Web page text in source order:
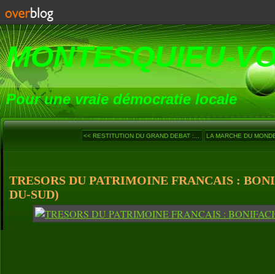
MONTESQUIEU-
Pour une vraie démocratie locale
<< RESTITUTION DU GRAND DEBAT :... LA MARCHE DU
TRESORS DU PATRIMOINE FRANCAIS :
DU-SUD)